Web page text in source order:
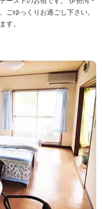
ごゆっくりお過ごし下さい。
す。